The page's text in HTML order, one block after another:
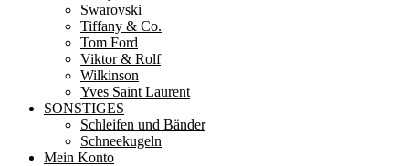
Swarovski
Tiffany & Co.
Tom Ford
Viktor & Rolf
Wilkinson
Yves Saint Laurent
SONSTIGES
Schleifen und Bänder
Schneekugeln
Mein Konto